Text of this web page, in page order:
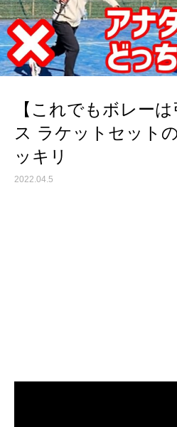
【これでもボレー
ス ラケットセット
ッキリ
2022.04.5